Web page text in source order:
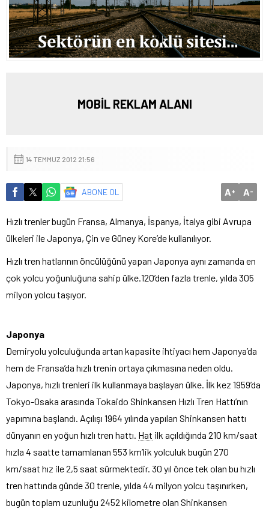
MOBİL REKLAM ALANI
14 TEMMUZ 2012 21:56
ABONE OL A+ A-
Hızlı trenler bugün Fransa, Almanya, İspanya, İtalya gibi Avrupa
ülkeleri ile Japonya, Çin ve Güney Kore’de kullanılıyor.
Hızlı tren hatlarının öncülüğünü yapan Japonya aynı zamanda en
çok yolcu yoğunluğuna sahip ülke.120’den fazla trenle, yılda 305
milyon yolcu taşıyor.
Japonya
Demiryolu yolculuğunda artan kapasite ihtiyacı hem Japonya’da
hem de Fransa’da hızlı trenin ortaya çıkmasına neden oldu.
Japonya, hızlı trenleri ilk kullanmaya başlayan ülke. İlk kez 1959’da
Tokyo-Osaka arasında Tokaido Shinkansen Hızlı Tren Hattı’nın
yapımına başlandı. Açılışı 1964 yılında yapılan Shinkansen hattı
dünyanın en yoğun hızlı tren hattı. Hat ilk açıldığında 210 km/saat
hızla 4 saatte tamamlanan 553 km’lik yolculuk bugün 270
km/saat hız ile 2,5 saat sürmektedir. 30 yıl önce tek olan bu hızlı
tren hattında günde 30 trenle, yılda 44 milyon yolcu taşınırken,
bugün toplam uzunluğu 2452 kilometre olan Shinkansen